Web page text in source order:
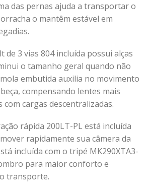
das pernas ajuda a transportar o
o mantêm estável em
de 3 vias 804 incluída possui alças
o tamanho geral quando não
embutida auxilia no movimento
compensando lentes mais
com cargas descentralizadas.
rápida 200LT-PL está incluída
rapidamente sua câmera da
incluída com o tripé MK290XTA3-
para maior conforto e
transporte.